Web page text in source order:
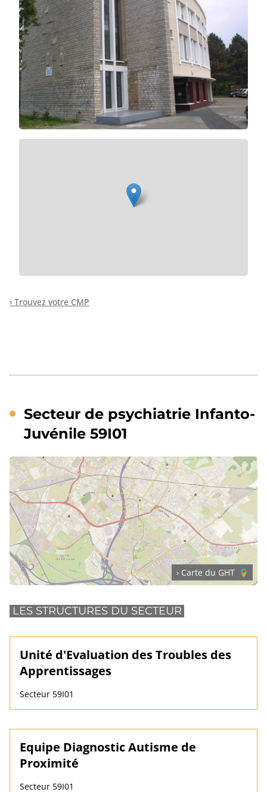
› Trouvez votre CMP
Secteur de psychiatrie Infanto-
Juvénile 59I01
› Carte du GHT
LES STRUCTURES DU SECTEUR
Unité d'Evaluation des Troubles des
Apprentissages
Secteur 59I01
Equipe Diagnostic Autisme de
Proximité
Secteur 59I01